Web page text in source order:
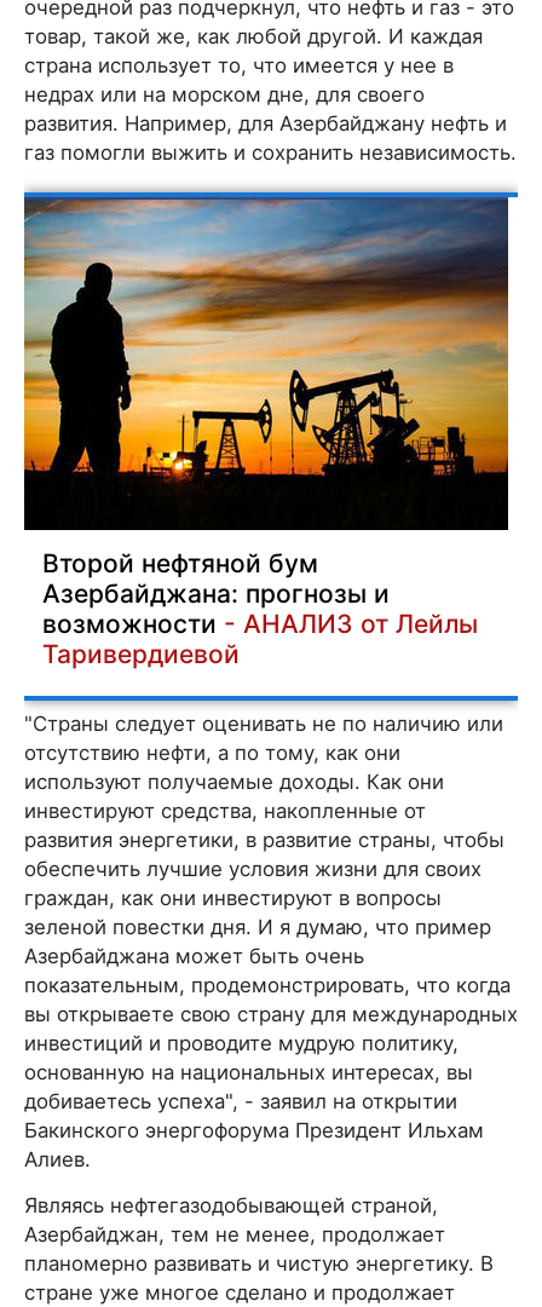
очередной раз подчеркнул, что нефть и газ - это
товар, такой же, как любой другой. И каждая
страна использует то, что имеется у нее в
недрах или на морском дне, для своего
развития. Например, для Азербайджану нефть и
газ помогли выжить и сохранить независимость.
Второй нефтяной бум
Азербайджана: прогнозы и
возможности - АНАЛИЗ от Лейлы
Таривердиевой
"Страны следует оценивать не по наличию или
отсутствию нефти, а по тому, как они
используют получаемые доходы. Как они
инвестируют средства, накопленные от
развития энергетики, в развитие страны, чтобы
обеспечить лучшие условия жизни для своих
граждан, как они инвестируют в вопросы
зеленой повестки дня. И я думаю, что пример
Азербайджана может быть очень
показательным, продемонстрировать, что когда
вы открываете свою страну для международных
инвестиций и проводите мудрую политику,
основанную на национальных интересах, вы
добиваетесь успеха", - заявил на открытии
Бакинского энергофорума Президент Ильхам
Алиев.
Являясь нефтегазодобывающей страной,
Азербайджан, тем не менее, продолжает
планомерно развивать и чистую энергетику. В
стране уже многое сделано и продолжает